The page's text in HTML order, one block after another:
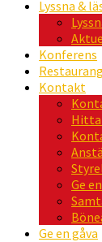
Lyssna &
Konferens
Restaurang
Kontakt
Ge
Ge en gåva